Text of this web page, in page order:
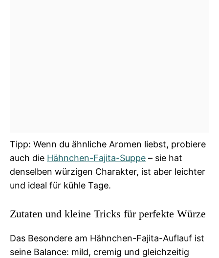
Tipp: Wenn du ähnliche Aromen liebst, probiere
auch die Hähnchen-Fajita-Suppe – sie hat
denselben würzigen Charakter, ist aber leichter
und ideal für kühle Tage.
Zutaten und kleine Tricks für perfekte Würze
Das Besondere am Hähnchen-Fajita-Auflauf ist
seine Balance: mild, cremig und gleichzeitig